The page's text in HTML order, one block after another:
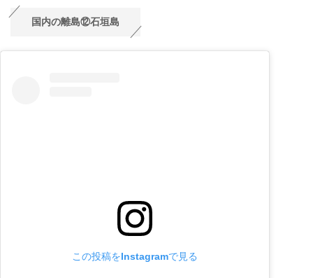
国内の離島⑫石垣島
この投稿をInstagramで見る